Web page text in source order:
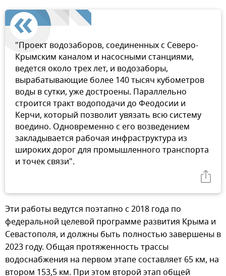
"Проект водозаборов, соединенных с Северо-
Крымским каналом и насосными станциями,
ведется около трех лет, и водозаборы,
вырабатывающие более 140 тысяч кубометров
воды в сутки, уже достроены. Параллельно
строится тракт водоподачи до Феодосии и
Керчи, который позволит увязать всю систему
воедино. Одновременно с его возведением
закладывается рабочая инфраструктура из
широких дорог для промышленного транспорта
и точек связи".
Эти работы ведутся поэтапно с 2018 года по
федеральной целевой программе развития Крыма и
Севастополя, и должны быть полностью завершены в
2023 году. Общая протяженность трассы
водоснабжения на первом этапе составляет 65 км, на
втором 153,5 км. При этом второй этап общей